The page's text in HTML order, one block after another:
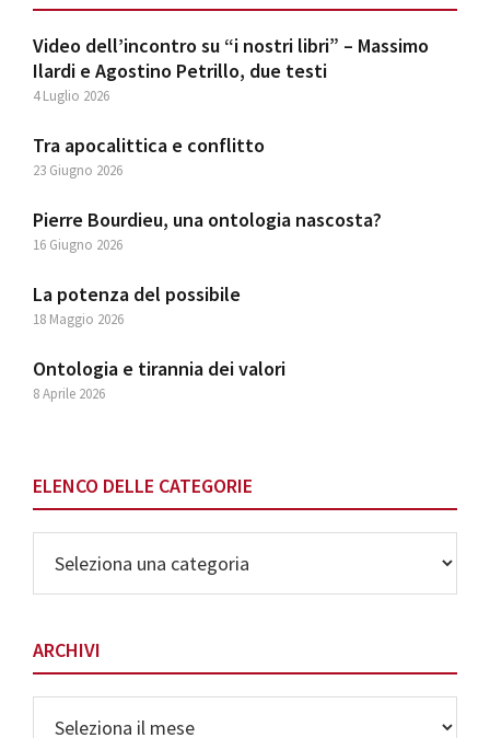
Video dell’incontro su “i nostri libri” – Massimo
Ilardi e Agostino Petrillo, due testi
4 Luglio 2026
Tra apocalittica e conflitto
23 Giugno 2026
Pierre Bourdieu, una ontologia nascosta?
16 Giugno 2026
La potenza del possibile
18 Maggio 2026
Ontologia e tirannia dei valori
8 Aprile 2026
ELENCO DELLE CATEGORIE
delle
Categorie
ARCHIVI